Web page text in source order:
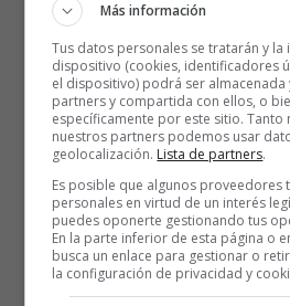
Más información
Tus datos personales se tratarán y
dispositivo (cookies, identificadores
el dispositivo) podrá ser
partners y compartida con ellos, o
específicamente por este sitio.
nuestros partners podemos usar
geolocalización. Lista de partners.
Es posible que algunos proveedores
personales en virtud de un interés
puedes oponerte gestionando tus
En la parte inferior de esta página o
busca un enlace para gestionar o
la configuración de privacidad y